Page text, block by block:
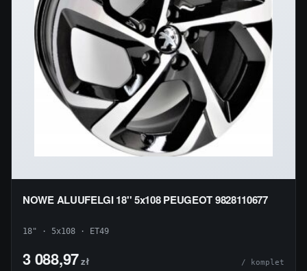
NOWE ALUUFELGI 18'' 5x108 PEUGEOT 9828110677
18" · 5x108 · ET49
3 088,97zł / komplet